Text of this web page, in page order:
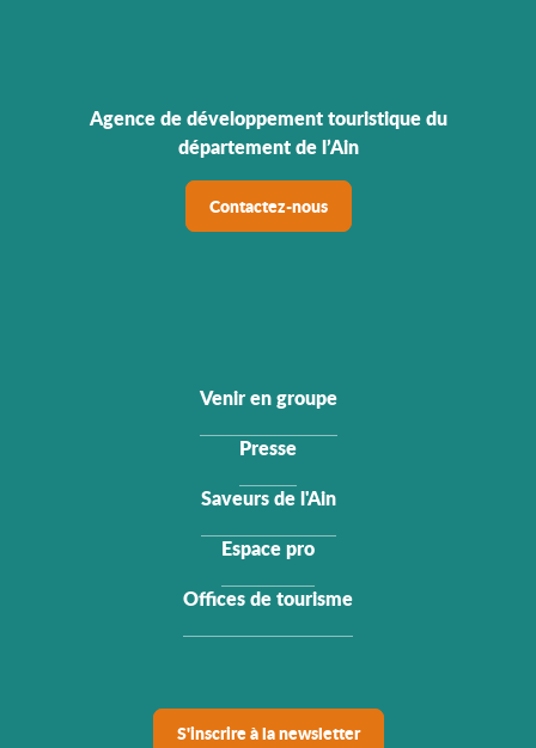
Agence de développement touristique du
département de l’Ain
Contactez-nous
Venir en groupe
Presse
Saveurs de l'Ain
Espace pro
Offices de tourisme
S'inscrire à la newsletter